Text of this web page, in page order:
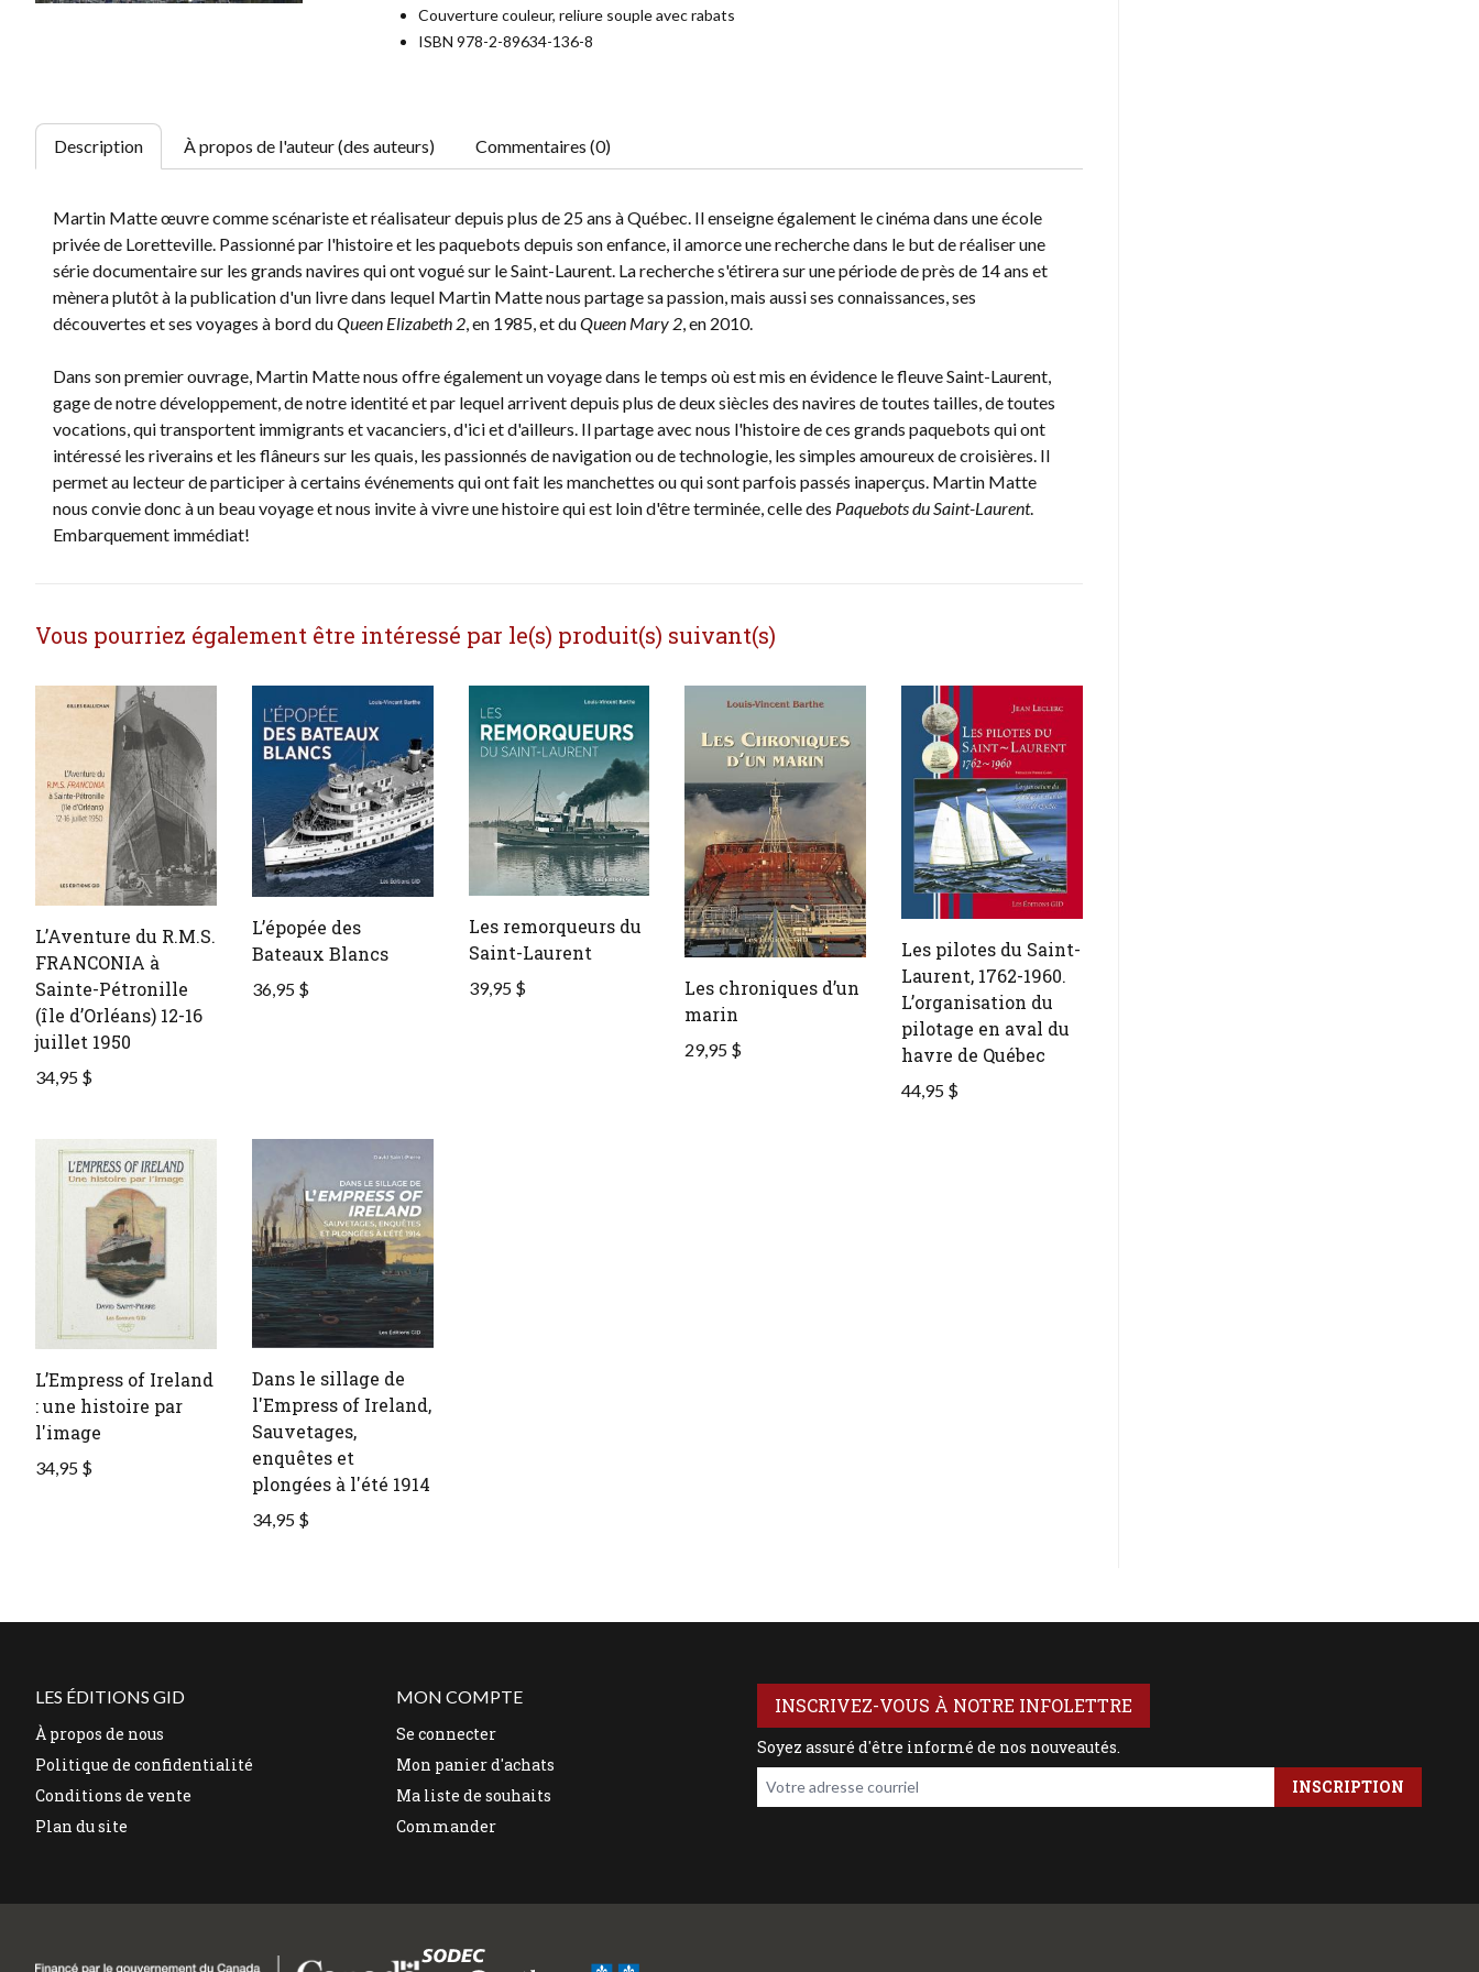
Couverture couleur, reliure souple avec rabats
ISBN 978-2-89634-136-8
Description À propos de l'auteur (des auteurs) Commentaires (0)
Martin Matte œuvre comme scénariste et réalisateur depuis plus de 25 ans à Québec. Il enseigne également le cinéma dans une école
privée de Loretteville. Passionné par l'histoire et les paquebots depuis son enfance, il amorce une recherche dans le but de réaliser une
série documentaire sur les grands navires qui ont vogué sur le Saint-Laurent. La recherche s'étirera sur une période de près de 14 ans et
mènera plutôt à la publication d'un livre dans lequel Martin Matte nous partage sa passion, mais aussi ses connaissances, ses
découvertes et ses voyages à bord duQueen Elizabeth 2, en 1985, et duQueen Mary 2, en 2010.
Dans son premier ouvrage, Martin Matte nous offre également un voyage dans le temps où est mis en évidence le fleuve Saint-Laurent,
gage de notre développement, de notre identité et par lequel arrivent depuis plus de deux siècles des navires de toutes tailles, de toutes
vocations, qui transportent immigrants et vacanciers, d'ici et d'ailleurs. Il partage avec nous l'histoire de ces grands paquebots qui ont
intéressé les riverains et les flâneurs sur les quais, les passionnés de navigation ou de technologie, les simples amoureux de croisières. Il
permet au lecteur de participer à certains événements qui ont fait les manchettes ou qui sont parfois passés inaperçus. Martin Matte
nous convie donc à un beau voyage et nous invite à vivre une histoire qui est loin d'être terminée, celle des Paquebots du Saint-Laurent.
Embarquement immédiat!
Vous pourriez également être intéressé par le(s) produit(s) suivant(s)
L’Aventure du R.M.S.
FRANCONIA à
Sainte-Pétronille
(île d’Orléans) 12-16
juillet 1950
34,95 $
L’épopée des
Bateaux Blancs
36,95 $
Les remorqueurs du
Saint-Laurent
39,95 $
Les chroniques d’un
marin
29,95 $
Les pilotes du Saint-
Laurent, 1762-1960.
L’organisation du
pilotage en aval du
havre de Québec
44,95 $
L’Empress of Ireland
: une histoire par
l'image
34,95 $
Dans le sillage de
l'Empress of Ireland,
Sauvetages,
enquêtes et
plongées à l'été 1914
34,95 $
LES ÉDITIONS GID
À propos de nous
Politique de confidentialité
Conditions de vente
Plan du site
MON COMPTE
Se connecter
Mon panier d'achats
Ma liste de souhaits
Commander
INSCRIVEZ-VOUS À NOTRE INFOLETTRE
Soyez assuré d'être informé de nos nouveautés.
Votre adresse courriel